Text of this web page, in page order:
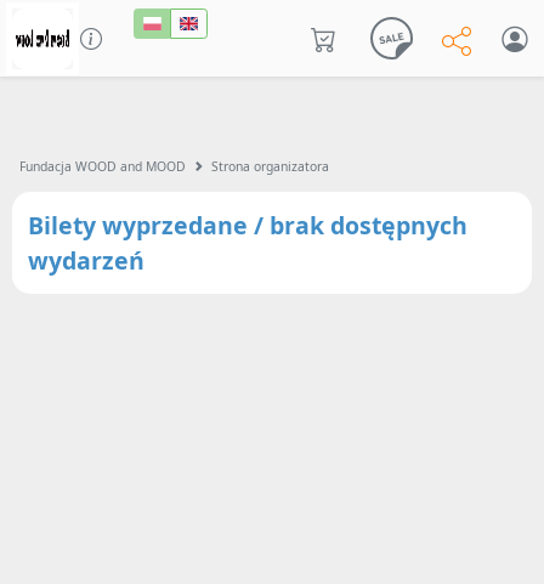
Fundacja WOOD and MOOD Strona organizatora
Bilety wyprzedane / brak dostępnych
wydarzeń